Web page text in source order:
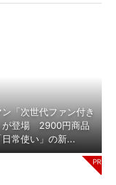
「次世代ファン付き
が登場 2900円商品
常使い」の新...